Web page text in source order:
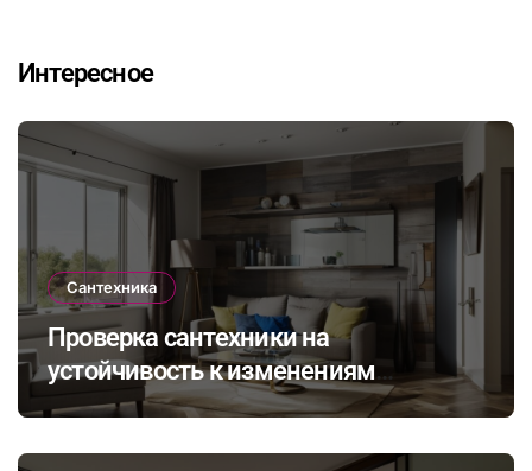
Интересное
Сантехника
Проверка сантехники на
устойчивость к изменениям
климата: как выбрать и установить